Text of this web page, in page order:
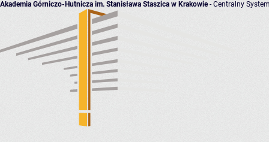
Akademia Górniczo-Hutnicza im. Stanisława Staszica w Krakowie- Centralny